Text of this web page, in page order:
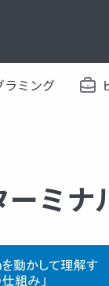
ラミング
ーミナ